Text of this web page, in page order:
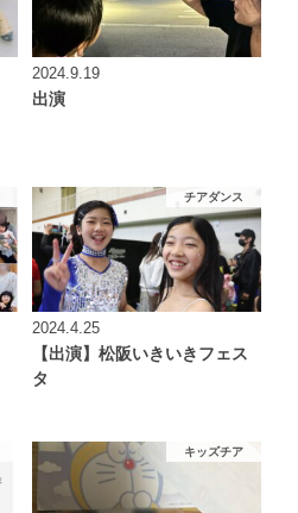
2024.9.19
出演
チアダンス
2024.4.25
【出演】松阪いきいきフェス
タ
キッズチア